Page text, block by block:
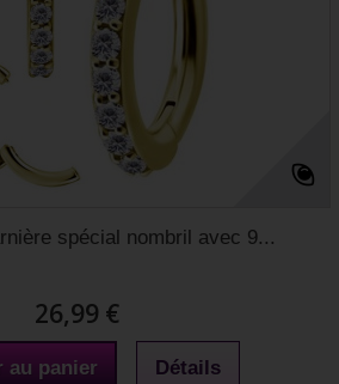
spécial nombril avec 9...
26,99 €
au panier Détails